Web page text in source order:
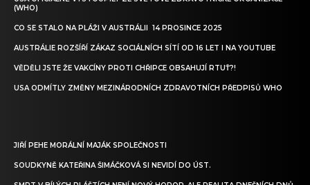
(WHO)
CO SE STALO NA PLÁŽI V AUSTRÁLII 14 PROSINCE 2025
AUSTRÁLIE ROZŠÍŘÍ ZÁKAZ SOCIÁLNÍCH SÍTÍ OD 16 LET I NA YOUTUBE
VĚDĚLI JSTE ŽE VAKCÍNY PROTI CHŘIPCE OBSAHUJÍ RTUŤ?!
USA ODMÍTLY ZMĚNY MEZINÁRODNÍCH ZDRAVOTNÍCH PŘEDPISŮ WHO
JIŘÍ PEHE MORÁLNÍ MAJÁK SPOLEČNOSTI
SOUDKYNĚ KATEŘINA ŠIMÁČKOVÁ SI NEVIDÍ DO ÚST.